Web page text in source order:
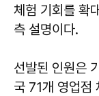
체험 기회를 확
측 설명이다.
선발된 인원은
국 71개 영업점